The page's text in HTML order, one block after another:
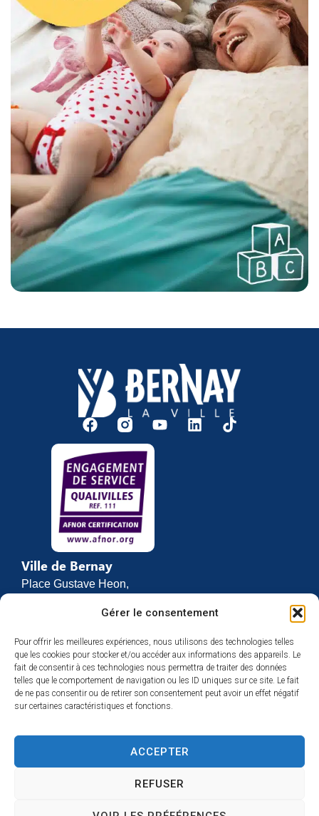
Gérer le consentement
Pour offrir les meilleures expériences, nous utilisons des technologies telles
que les cookies pour stocker et/ou accéder aux informations des appareils. Le
fait de consentir à ces technologies nous permettra de traiter des données
telles que le comportement de navigation ou les ID uniques sur ce site. Le fait
de ne pas consentir ou de retirer son consentement peut avoir un effet négatif
sur certaines caractéristiques et fonctions.
ACCEPTER
REFUSER
Ville de Bernay
Place Gustave Heon,
27307 BERNAY
02 32 46 63 00
Contact
Horaires d’ouverture
Du lundi au vendredi :
et de 13h30 à 17h